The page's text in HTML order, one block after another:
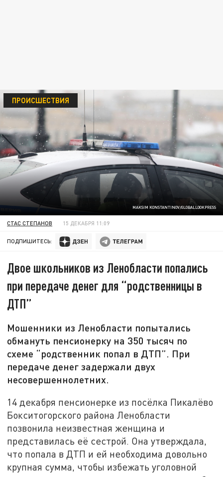
MAKSIM KONSTANTINOV/GLOBALLOOKPRESS
ПРОИСШЕСТВИЯ
СТАС СТЕПАНОВ 15 ДЕКАБРЯ 11:09
ПОДПИШИТЕСЬ:
Двое школьников из Ленобласти попались
при передаче денег для “родственницы в
ДТП”
Мошенники из Ленобласти попытались
обмануть пенсионерку на 350 тысяч по
схеме “родственник попал в ДТП”. При
передаче денег задержали двух
несовершеннолетних.
14 декабря пенсионерке из посёлка Пикалёво
Бокситогорского района Ленобласти
позвонила неизвестная женщина и
представилась её сестрой. Она утверждала,
что попала в ДТП и ей необходима довольно
крупная сумма, чтобы избежать уголовной